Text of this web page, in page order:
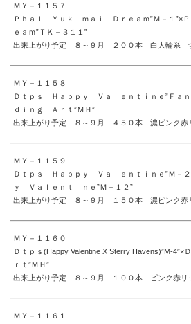
ＭＹ－１１５７
Ｐｈａｌ Ｙｕｋｉｍａｉ Ｄｒｅａｍ”Ｍ－１”×
ｅａｍ”ＴＫ－３１１”
出来上がり予定 ８～９月 ２００本 白大輪系
ＭＹ－１１５８
Ｄｔｐｓ Ｈａｐｐｙ Ｖａｌｅｎｔｉｎｅ”Ｆａ
ｄｉｎｇ Ａｒｔ”ＭＨ”
出来上がり予定 ８～９月 ４５０本 濃ピンク
ＭＹ－１１５９
Ｄｔｐｓ Ｈａｐｐｙ Ｖａｌｅｎｔｉｎｅ”Ｍ－
ｙ Ｖａｌｅｎｔｉｎｅ”Ｍ－１２”
出来上がり予定 ８～９月 １５０本 濃ピンク
ＭＹ－１１６０
Ｄｔｐｓ(Happy Valentine X Sterry Havens)”M-
ｒｔ”ＭＨ”
出来上がり予定 ８～９月 １００本 ピンク赤
ＭＹ－１１６１